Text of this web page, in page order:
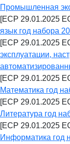
Промышленная
[ECP 29.01.2025
язык год набора
[ECP 29.01.2025
эксплуатации,
[ECP 29.01.2025
Математика год
[ECP 29.01.2025
Литература год
[ECP 29.01.2025
Информатика год